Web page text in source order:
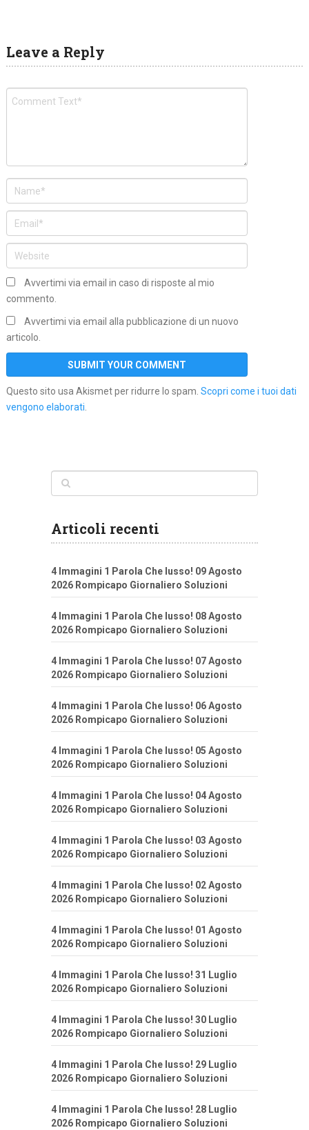
Leave a Reply
Avvertimi via email in caso di risposte al mio
commento.
Avvertimi via email alla pubblicazione di un nuovo
articolo.
Questo sito usa Akismet per ridurre lo spam. Scopri come i tuoi dati
vengono elaborati.
Articoli recenti
4 Immagini 1 Parola Che lusso! 09 Agosto
2026 Rompicapo Giornaliero Soluzioni
4 Immagini 1 Parola Che lusso! 08 Agosto
2026 Rompicapo Giornaliero Soluzioni
4 Immagini 1 Parola Che lusso! 07 Agosto
2026 Rompicapo Giornaliero Soluzioni
4 Immagini 1 Parola Che lusso! 06 Agosto
2026 Rompicapo Giornaliero Soluzioni
4 Immagini 1 Parola Che lusso! 05 Agosto
2026 Rompicapo Giornaliero Soluzioni
4 Immagini 1 Parola Che lusso! 04 Agosto
2026 Rompicapo Giornaliero Soluzioni
4 Immagini 1 Parola Che lusso! 03 Agosto
2026 Rompicapo Giornaliero Soluzioni
4 Immagini 1 Parola Che lusso! 02 Agosto
2026 Rompicapo Giornaliero Soluzioni
4 Immagini 1 Parola Che lusso! 01 Agosto
2026 Rompicapo Giornaliero Soluzioni
4 Immagini 1 Parola Che lusso! 31 Luglio
2026 Rompicapo Giornaliero Soluzioni
4 Immagini 1 Parola Che lusso! 30 Luglio
2026 Rompicapo Giornaliero Soluzioni
4 Immagini 1 Parola Che lusso! 29 Luglio
2026 Rompicapo Giornaliero Soluzioni
4 Immagini 1 Parola Che lusso! 28 Luglio
2026 Rompicapo Giornaliero Soluzioni